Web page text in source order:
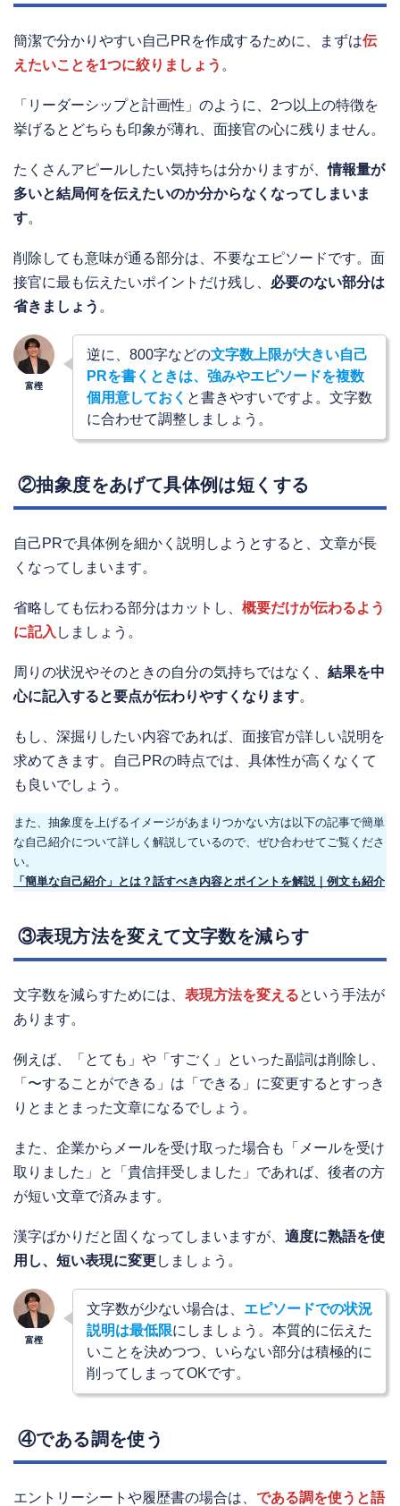
簡潔で分かりやすい自己PRを作成するために、まずは伝
えたいことを1つに絞りましょう 。
「リーダーシップと計画性」のように、2つ以上の特徴を
挙げるとどちらも印象が薄れ、面接官の心に残りません。
たくさんアピールしたい気持ちは分かりますが、情報量が
多いと結局何を伝えたいのか分からなくなってしまいま
す。
削除しても意味が通る部分は、不要なエピソードです。面
接官に最も伝えたいポイントだけ残し、 必要のない部分は
省きましょう 。
逆に、800字などの文字数上限が大きい自己
PRを書くときは、強みやエピソードを複数
個用意しておく と書きやすいですよ。文字数
に合わせて調整しましょう。
②抽象度をあげて具体例は短くする
自己PRで具体例を細かく説明しようとすると、文章が長
くなってしまいます。
省略しても伝わる部分はカットし、 概要だけが伝わるよう
に記入 しましょう。
周りの状況やそのときの自分の気持ちではなく、 結果を中
心に記入すると要点が伝わりやすくなります。
もし、深掘りしたい内容であれば、面接官が詳しい説明を
求めてきます。自己PRの時点では、具体性が高くなくて
も良いでしょう。
また、抽象度を上げるイメージがあまりつかない方は以下の記事で簡単
な自己紹介について詳しく解説しているので、ぜひ合わせてご覧くださ
い。
「簡単な自己紹介」とは？話すべき内容とポイントを解説｜例文も紹介
③表現方法を変えて文字数を減らす
文字数を減らすためには、 表現方法を変えるという手法が
あります。
例えば、「とても」や「すごく」といった副詞は削除し、
「〜することができる」は「できる」に変更するとすっき
りとまとまった文章になるでしょう。
また、企業からメールを受け取った場合も「メールを受け
取りました」と「貴信拝受しました」であれば、後者の方
が短い文章で済みます。
漢字ばかりだと固くなってしまいますが、 適度に熟語を使
用し、短い表現に変更しましょう。
文字数が少ない場合は、 エピソードでの状況
説明は最低限にしましょう。本質的に伝えた
いことを決めつつ、いらない部分は積極的に
削ってしまってOKです。
④である調を使う
エントリーシートや履歴書の場合は、 である調を使うと語